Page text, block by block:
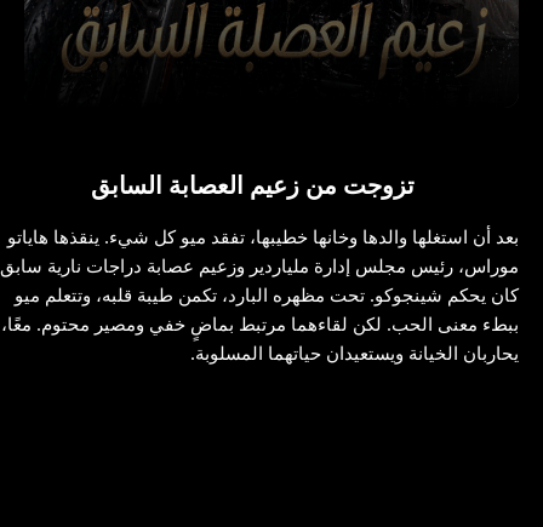
تزوجت من زعيم العصابة السابق
بعد أن استغلها والدها وخانها خطيبها، تفقد ميو كل شيء. ينقذها هاياتو
موراس، رئيس مجلس إدارة ملياردير وزعيم عصابة دراجات نارية سابق
كان يحكم شينجوكو. تحت مظهره البارد، تكمن طيبة قلبه، وتتعلم ميو
ببطء معنى الحب. لكن لقاءهما مرتبط بماضٍ خفي ومصير محتوم. معًا،
يحاربان الخيانة ويستعيدان حياتهما المسلوبة.